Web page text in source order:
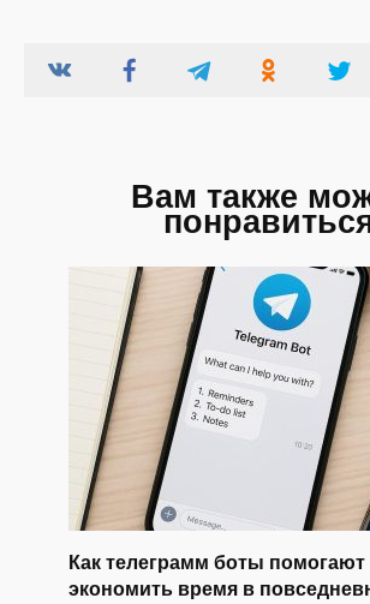
Вам также
Как телеграмм боты помогают
экономить время в